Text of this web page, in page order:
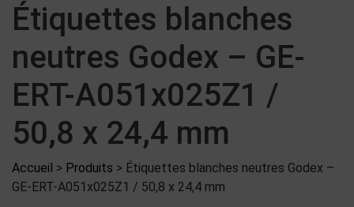
Étiquettes blanches
neutres Godex – GE-
ERT-A051x025Z1 /
50,8 x 24,4 mm
Accueil > Produits > Étiquettes blanches neutres Godex –
GE-ERT-A051x025Z1 / 50,8 x 24,4 mm